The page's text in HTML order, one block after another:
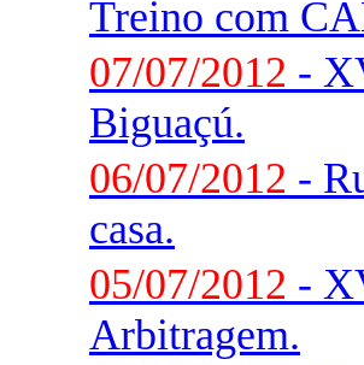
Treino com
07/07/2012 -
Biguaçú.
06/07/2012 -
casa.
05/07/2012 -
Arbitragem.